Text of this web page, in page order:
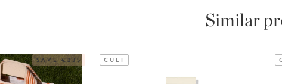
Similar
SAVE €235 CULT